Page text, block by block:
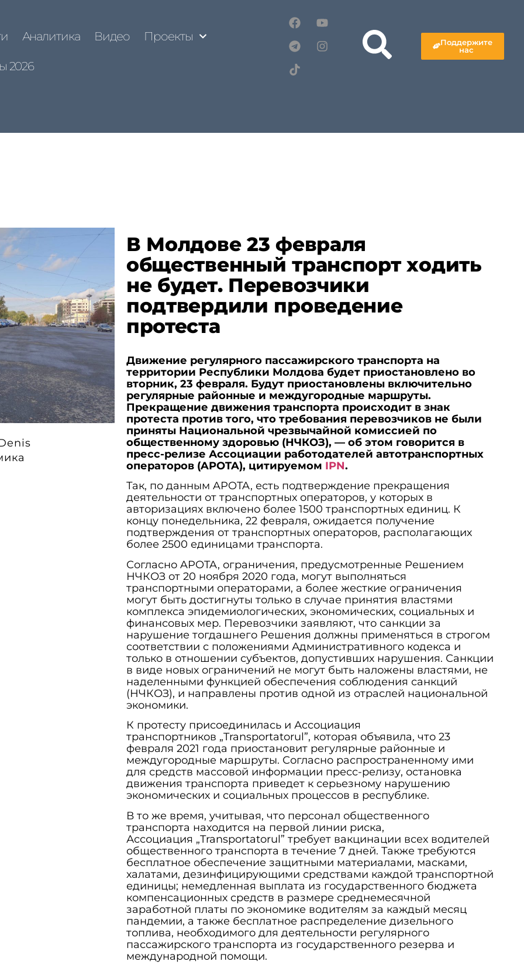
Аналитика Видео Проекты
2026
Поддержите
нас
В Молдове 23 февраля
общественный транспорт ходить
не будет. Перевозчики
подтвердили проведение
протеста
Движение регулярного пассажирского транспорта на
территории Республики Молдова будет приостановлено во
вторник, 23 февраля. Будут приостановлены включительно
регулярные районные и междугородные маршруты.
Прекращение движения транспорта происходит в знак
протеста против того, что требования перевозчиков не были
приняты Национальной чрезвычайной комиссией по
общественному здоровью (НЧКОЗ), — об этом говорится в
пресс-релизе Ассоциации работодателей автотранспортных
операторов (APOTA), цитируемом IPN.
Так, по данным APOTA, есть подтверждение прекращения
деятельности от транспортных операторов, у которых в
авторизациях включено более 1500 транспортных единиц. К
концу понедельника, 22 февраля, ожидается получение
подтверждения от транспортных операторов, располагающих
более 2500 единицами транспорта.
Согласно APOTA, ограничения, предусмотренные Решением
НЧКОЗ от 20 ноября 2020 года, могут выполняться
транспортными операторами, а более жесткие ограничения
могут быть достигнуты только в случае принятия властями
комплекса эпидемиологических, экономических, социальных и
финансовых мер. Перевозчики заявляют, что санкции за
нарушение тогдашнего Решения должны применяться в строгом
соответствии с положениями Административного кодекса и
только в отношении субъектов, допустивших нарушения. Санкции
в виде новых ограничений не могут быть наложены властями, не
наделенными функцией обеспечения соблюдения санкций
(НЧКОЗ), и направлены против одной из отраслей национальной
экономики.
К протесту присоединилась и Ассоциация
транспортников „Transportatorul”, которая объявила, что 23
февраля 2021 года приостановит регулярные районные и
междугородные маршруты. Согласно распространенному ими
для средств массовой информации пресс-релизу, остановка
движения транспорта приведет к серьезному нарушению
экономических и социальных процессов в республике.
В то же время, учитывая, что персонал общественного
транспорта находится на первой линии риска,
Ассоциация „Transportatorul” требует вакцинации всех водителей
общественного транспорта в течение 7 дней. Также требуются
бесплатное обеспечение защитными материалами, масками,
халатами, дезинфицирующими средствами каждой транспортной
единицы; немедленная выплата из государственного бюджета
компенсационных средств в размере среднемесячной
заработной платы по экономике водителям за каждый месяц
пандемии, а также бесплатное распределение дизельного
топлива, необходимого для деятельности регулярного
пассажирского транспорта из государственного резерва и
международной помощи.